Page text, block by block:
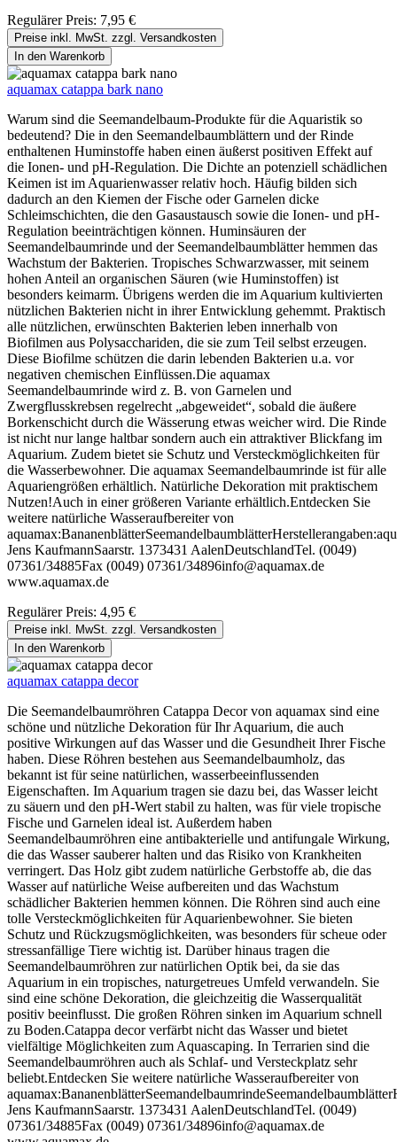
Regulärer Preis: 7,95 €
Preise inkl. MwSt. zzgl. Versandkosten
In den Warenkorb
aquamax catappa bark nano
Warum sind die Seemandelbaum-Produkte für die Aquaristik so
bedeutend? Die in den Seemandelbaumblättern und der Rinde
enthaltenen Huminstoffe haben einen äußerst positiven Effekt auf
die Ionen- und pH-Regulation. Die Dichte an potenziell schädlichen
Keimen ist im Aquarienwasser relativ hoch. Häufig bilden sich
dadurch an den Kiemen der Fische oder Garnelen dicke
Schleimschichten, die den Gasaustausch sowie die Ionen- und pH-
Regulation beeinträchtigen können. Huminsäuren der
Seemandelbaumrinde und der Seemandelbaumblätter hemmen das
Wachstum der Bakterien. Tropisches Schwarzwasser, mit seinem
hohen Anteil an organischen Säuren (wie Huminstoffen) ist
besonders keimarm. Übrigens werden die im Aquarium kultivierten
nützlichen Bakterien nicht in ihrer Entwicklung gehemmt. Praktisch
alle nützlichen, erwünschten Bakterien leben innerhalb von
Biofilmen aus Polysacchariden, die sie zum Teil selbst erzeugen.
Diese Biofilme schützen die darin lebenden Bakterien u.a. vor
negativen chemischen Einflüssen.Die aquamax
Seemandelbaumrinde wird z. B. von Garnelen und
Zwergflusskrebsen regelrecht „abgeweidet“, sobald die äußere
Borkenschicht durch die Wässerung etwas weicher wird. Die Rinde
ist nicht nur lange haltbar sondern auch ein attraktiver Blickfang im
Aquarium. Zudem bietet sie Schutz und Versteckmöglichkeiten für
die Wasserbewohner. Die aquamax Seemandelbaumrinde ist für alle
Aquariengrößen erhältlich. Natürliche Dekoration mit praktischem
Nutzen!Auch in einer größeren Variante erhältlich.Entdecken Sie
weitere natürliche Wasseraufbereiter von
Jens KaufmannSaarstr. 1373431 AalenDeutschlandTel. (0049)
07361/34885Fax (0049) 07361/34896info@aquamax.de
www.aquamax.de
Regulärer Preis: 4,95 €
Preise inkl. MwSt. zzgl. Versandkosten
In den Warenkorb
aquamax catappa decor
Die Seemandelbaumröhren Catappa Decor von aquamax sind eine
schöne und nützliche Dekoration für Ihr Aquarium, die auch
positive Wirkungen auf das Wasser und die Gesundheit Ihrer Fische
haben. Diese Röhren bestehen aus Seemandelbaumholz, das
bekannt ist für seine natürlichen, wasserbeeinflussenden
Eigenschaften. Im Aquarium tragen sie dazu bei, das Wasser leicht
zu säuern und den pH-Wert stabil zu halten, was für viele tropische
Fische und Garnelen ideal ist. Außerdem haben
Seemandelbaumröhren eine antibakterielle und antifungale Wirkung,
die das Wasser sauberer halten und das Risiko von Krankheiten
verringert. Das Holz gibt zudem natürliche Gerbstoffe ab, die das
Wasser auf natürliche Weise aufbereiten und das Wachstum
schädlicher Bakterien hemmen können. Die Röhren sind auch eine
tolle Versteckmöglichkeiten für Aquarienbewohner. Sie bieten
Schutz und Rückzugsmöglichkeiten, was besonders für scheue oder
stressanfällige Tiere wichtig ist. Darüber hinaus tragen die
Seemandelbaumröhren zur natürlichen Optik bei, da sie das
Aquarium in ein tropisches, naturgetreues Umfeld verwandeln. Sie
sind eine schöne Dekoration, die gleichzeitig die Wasserqualität
positiv beeinflusst. Die großen Röhren sinken im Aquarium schnell
zu Boden.Catappa decor verfärbt nicht das Wasser und bietet
vielfältige Möglichkeiten zum Aquascaping. In Terrarien sind die
Seemandelbaumröhren auch als Schlaf- und Versteckplatz sehr
beliebt.Entdecken Sie weitere natürliche Wasseraufbereiter von
Jens KaufmannSaarstr. 1373431 AalenDeutschlandTel. (0049)
07361/34885Fax (0049) 07361/34896info@aquamax.de